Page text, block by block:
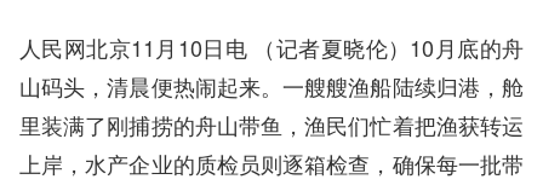
人民网北京11月10日电 （记者夏晓伦）10月底的舟
山码头，清晨便热闹起来。一艘艘渔船陆续归港，舱
里装满了刚捕捞的舟山带鱼，渔民们忙着把渔获转运
上岸，水产企业的质检员则逐箱检查，确保每一批带